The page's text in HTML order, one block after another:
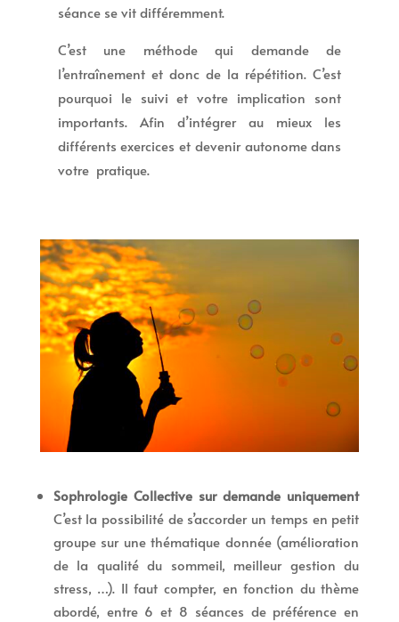
séance se vit différemment.
C’est une méthode qui demande de
l’entraînement et donc de la répétition. C’est
pourquoi le suivi et votre implication sont
importants. Afin d’intégrer au mieux les
différents exercices et devenir autonome dans
votre pratique.
Sophrologie Collective sur demande uniquement
C’est la possibilité de s’accorder un temps en petit
groupe sur une thématique donnée (amélioration
de la qualité du sommeil, meilleur gestion du
stress, …). Il faut compter, en fonction du thème
abordé, entre 6 et 8 séances de préférence en